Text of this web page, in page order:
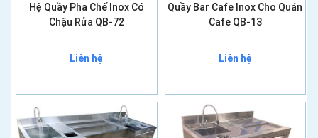
Hệ Quầy Pha Chế Inox Có
Chậu Rửa QB-72
Liên hệ
Quầy Bar Cafe Inox Cho Quán
Cafe QB-13
Liên hệ